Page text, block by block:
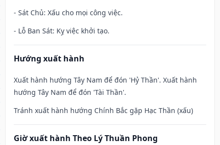
- Sát Chủ: Xấu cho mọi công việc.
- Lỗ Ban Sát: Kỵ việc khởi tạo.
Hướng xuất hành
Xuất hành hướng Tây Nam để đón 'Hỷ Thần'. Xuất hành
hướng Tây Nam để đón 'Tài Thần'.
Tránh xuất hành hướng Chính Bắc gặp Hạc Thần (xấu)
Giờ xuất hành Theo Lý Thuần Phong